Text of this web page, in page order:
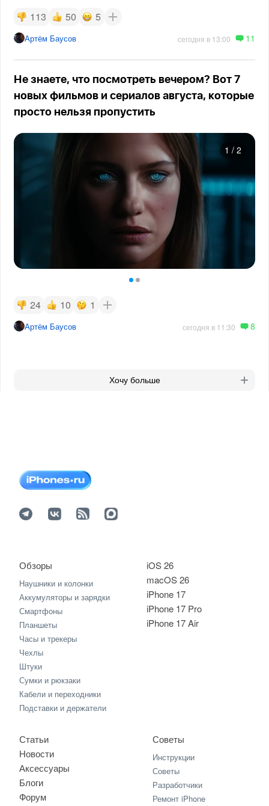
113 50 5
Артём Баусов сегодня в 13:00 11
Не знаете, что посмотреть вечером? Вот 7
новых фильмов и сериалов августа, которые
просто нельзя пропустить
1 / 2
24 10 1
Артём Баусов сегодня в 11:30 8
Хочу больше
iOS 26
macOS 26
iPhone 17
iPhone 17 Pro
iPhone 17 Air
Обзоры
Наушники и колонки
Аккумуляторы и зарядки
Смартфоны
Планшеты
Часы и трекеры
Чехлы
Штуки
Сумки и рюкзаки
Кабели и переходники
Подставки и держатели
Статьи
Новости
Аксессуары
Блоги
Форум
Советы
Инструкции
Советы
Разработчики
Ремонт iPhone